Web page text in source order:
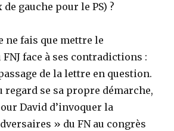
gauche pour le PS) ?
ne fais que mettre le
face à ses contradictions :
de la lettre en question.
regard se sa propre démarche,
David d’invoquer la
» du FN au congrès